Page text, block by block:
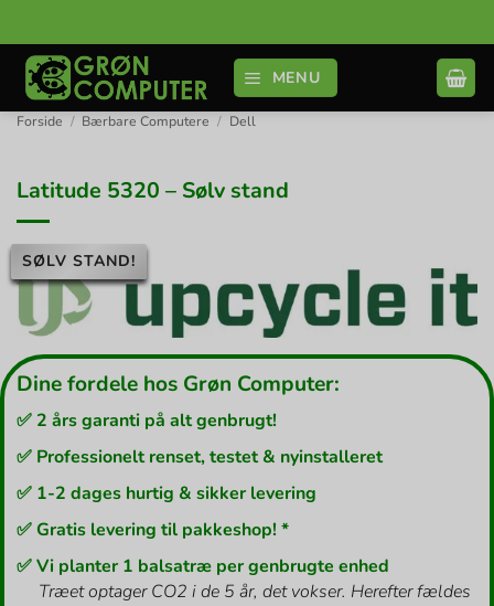
til
indhold
MENU
Forside / Bærbare Computere / Dell
Latitude 5320 – Sølv stand
SØLV STAND!
Dine fordele hos Grøn Computer:
✅ 2 års garanti på alt genbrugt!
✅ Professionelt renset, testet & nyinstalleret
✅ 1-2 dages hurtig & sikker levering
✅ Gratis levering til pakkeshop! *
✅ Vi planter 1 balsatræ per genbrugte enhed
Træet optager CO2 i de 5 år, det vokser. Herefter fældes